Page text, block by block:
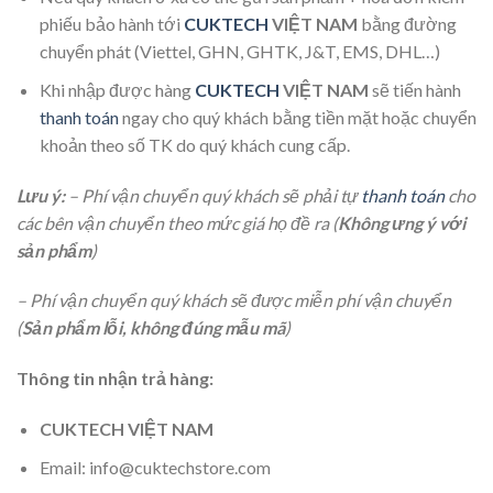
phiếu bảo hành tới CUKTECH VIỆT NAM bằng đường
chuyển phát (Viettel, GHN, GHTK, J&T, EMS, DHL…)
Khi nhập được hàng CUKTECH VIỆT NAM sẽ tiến hành
thanh toánngay cho quý khách bằng tiền mặt hoặc chuyển
khoản theo số TK do quý khách cung cấp.
Lưu ý:– Phí vận chuyển quý khách sẽ phải tự thanh toáncho
các bên vận chuyển theo mức giá họ đề ra (Không ưng ý với
sản phẩm)
– Phí vận chuyển quý khách sẽ được miễn phí vận chuyển
(Sản phẩm lỗi, không đúng mẫu mã)
Thông tin nhận trả hàng:
CUKTECH VIỆT NAM
Email: info@cuktechstore.com